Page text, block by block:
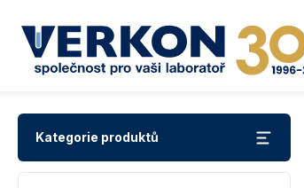
Kategorie produktů